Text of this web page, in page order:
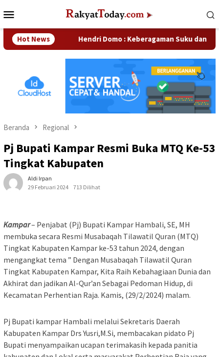
ke
Mobile
Hot NewsHendri Domo : Keberagaman Suku dan Budaya di
Beranda Regional
Pj Bupati Kampar Resmi Buka MTQ Ke-53
Tingkat Kabupaten
Aldi Irpan
29 Februari 2024
713 Dilihat
Kampar– Penjabat (Pj) Bupati Kampar Hambali, SE, MH
membuka secara Resmi Musabaqah Tilawatil Quran (MTQ)
Tingkat Kabupaten Kampar ke-53 tahun 2024, dengan
mengangkat tema ” Dengan Musabaqah Tilawatil Quran
Tingkat Kabupaten Kampar, Kita Raih Kebahagiaan Dunia dan
Akhirat dan jadikan Al-Qur’an Sebagai Pedoman Hidup, di
Kecamatan Perhentian Raja. Kamis, (29/2/2024) malam.
Pj Bupati kampar Hambali melalui Sekretaris Daerah
Kabupaten Kampar Drs Yusri,M.Si, membacakan pidato Pj
Bupati menyampaikan ucapan terimakasih kepada panitia